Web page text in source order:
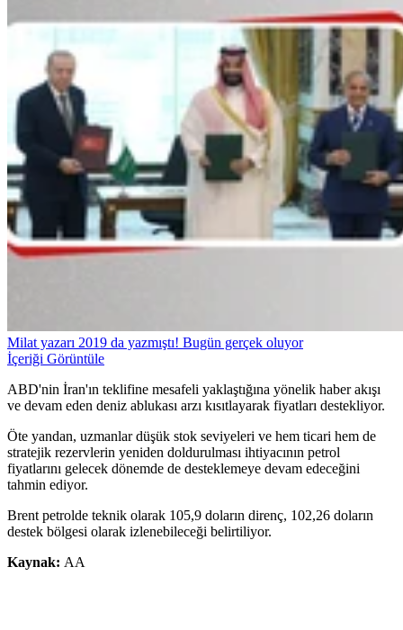
Milat yazarı 2019 da yazmıştı! Bugün gerçek oluyor
İçeriği Görüntüle
ABD'nin İran'ın teklifine mesafeli yaklaştığına yönelik haber akışı
ve devam eden deniz ablukası arzı kısıtlayarak fiyatları destekliyor.
Öte yandan, uzmanlar düşük stok seviyeleri ve hem ticari hem de
stratejik rezervlerin yeniden doldurulması ihtiyacının petrol
fiyatlarını gelecek dönemde de desteklemeye devam edeceğini
tahmin ediyor.
Brent petrolde teknik olarak 105,9 doların direnç, 102,26 doların
destek bölgesi olarak izlenebileceği belirtiliyor.​​​​
Kaynak: AA